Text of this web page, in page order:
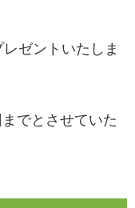
ゼントいたしま
でとさせていた